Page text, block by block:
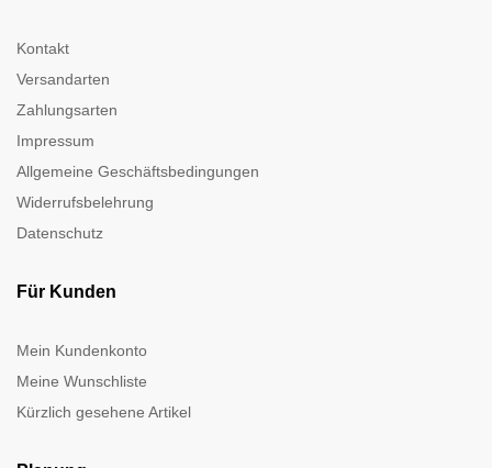
Kontakt
Versandarten
Zahlungsarten
Impressum
Allgemeine Geschäftsbedingungen
Widerrufsbelehrung
Datenschutz
Für Kunden
Mein Kundenkonto
Meine Wunschliste
Kürzlich gesehene Artikel